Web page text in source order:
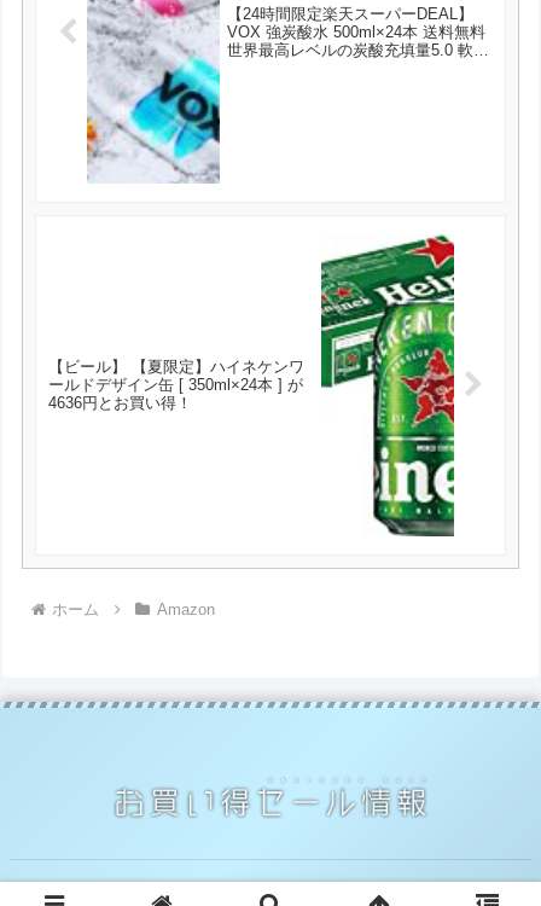
【24時間限定楽天スーパーDEAL】
VOX 強炭酸水 500ml×24本 送料無料
世界最高レベルの炭酸充填量5.0 軟水
【ビール】 【夏限定】ハイネケンワ
ールドデザイン缶 [ 350ml×24本 ] が
4636円とお買い得！
ホーム Amazon